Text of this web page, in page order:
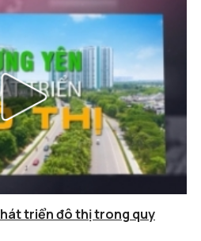
triển đô thị trong quy